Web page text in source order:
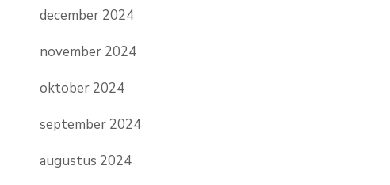
december 2024
november 2024
oktober 2024
september 2024
augustus 2024